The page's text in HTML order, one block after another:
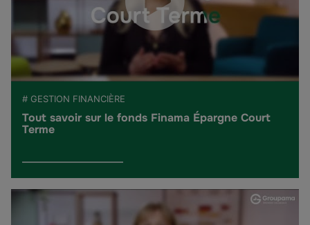
# GESTION FINANCIÈRE
Tout savoir sur le fonds Finama Épargne Court
Terme